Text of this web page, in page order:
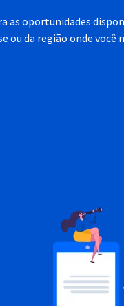
as oportunidades
ou da região onde você